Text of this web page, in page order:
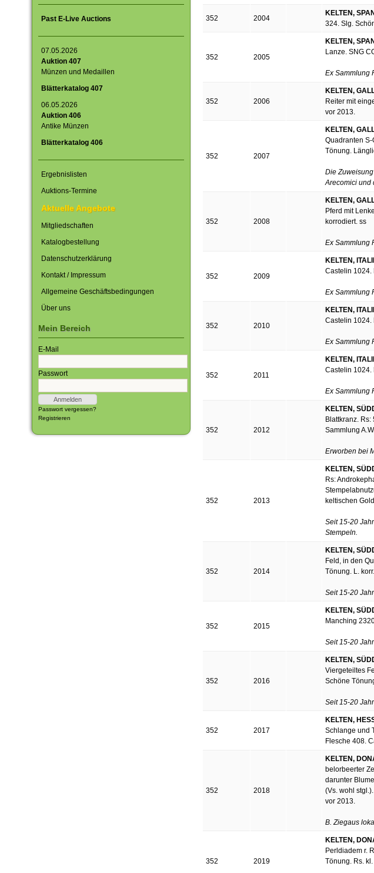
Past E-Live Auctions
07.05.2026
Auktion 407
Münzen und Medaillen
Blätterkatalog 407
06.05.2026
Auktion 406
Antike Münzen
Blätterkatalog 406
Ergebnislisten
Auktions-Termine
Aktuelle Angebote
Mitgliedschaften
Katalogbestellung
Datenschutzerklärung
Kontakt / Impressum
Allgemeine Geschäftsbedingungen
Über uns
Mein Bereich
E-Mail
Passwort
Passwort vergessen?
Registrieren
352 2004
KELTEN,
324. Slg.
352 2005
KELTEN,
Lanze. SNG
Ex Sammlung
352 2006
KELTEN,
Reiter mit
vor 2013.
352 2007
KELTEN,
Quadranten
Tönung.
Die
Arecomici und
352 2008
KELTEN,
Pferd mit
korrodiert. ss
Ex Sammlung
352 2009
KELTEN,
Castelin 1024.
Ex Sammlung
352 2010
KELTEN,
Castelin 1024.
Ex Sammlung
352 2011
KELTEN,
Castelin 1024.
Ex Sammlung
352 2012
KELTEN,
Blattkranz.
Sammlung
Erworben bei
352 2013
KELTEN,
Rs:
keltischen
Seit 15-20
Stempeln.
352 2014
KELTEN,
Feld, in den
Tönung. L.
Seit 15-20
352 2015
KELTEN,
Manching
Seit 15-20
352 2016
KELTEN,
Viergeteiltes
Schöne
Seit 15-20
352 2017
KELTEN,
Schlange und
Flesche 408.
352 2018
KELTEN,
belorbeerter
darunter
(Vs. wohl
vor 2013.
B. Ziegaus
352 2019
KELTEN,
Perldiadem r.
Tönung. Rs.